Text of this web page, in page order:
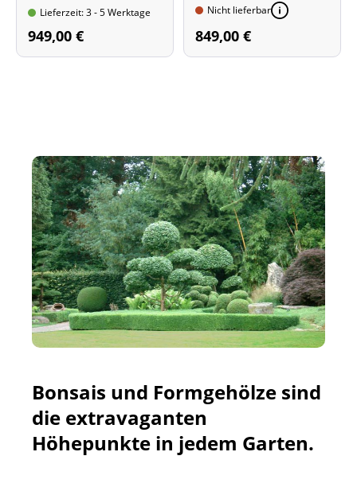
150 cm
Gesamthöhe mit Topf ca.
200 - 220 cm
Lieferzeit: 3 - 5 Werktage
949,00 €
125 cm
Gesamthöhe mit Topf ca.
130 - 150 cm
Nicht lieferbar
849,00 €
Bonsais und Formgehölze sind
die extravaganten
Höhepunkte in jedem Garten.